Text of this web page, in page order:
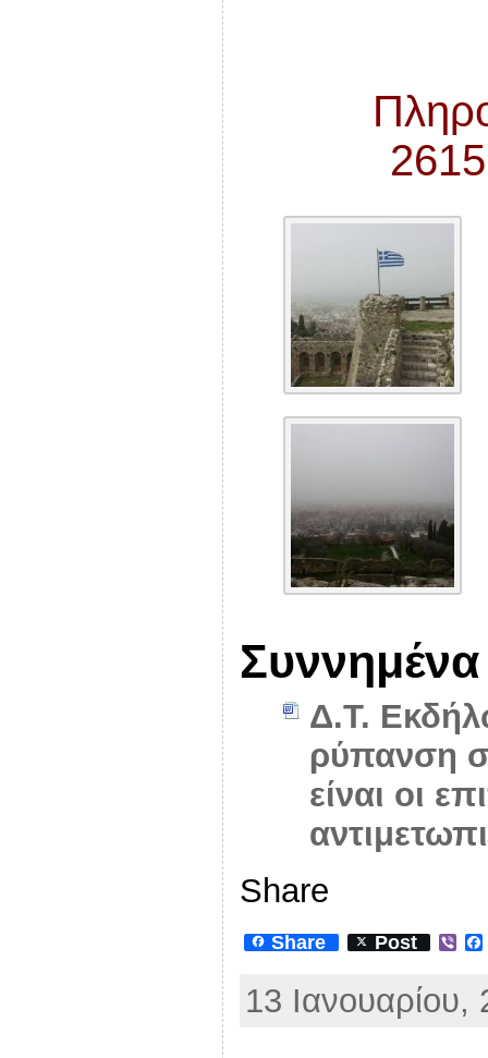
Συννημένα
Δ.Τ.
ρύπανση
είναι οι
Share
Share Post
V
e
r
13